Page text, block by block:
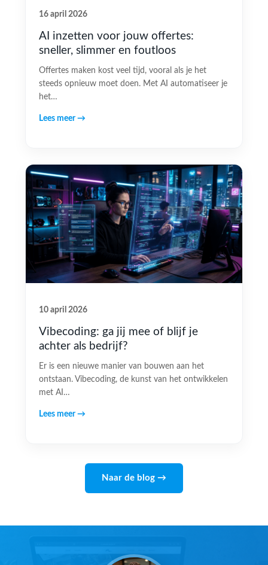
16 april 2026
AI inzetten voor jouw offertes:
sneller, slimmer en foutloos
Offertes maken kost veel tijd, vooral als je het
steeds opnieuw moet doen. Met AI automatiseer je
het…
Lees meer →
10 april 2026
Vibecoding: ga jij mee of blijf je
achter als bedrijf?
Er is een nieuwe manier van bouwen aan het
ontstaan. Vibecoding, de kunst van het ontwikkelen
met AI…
Lees meer →
Naar de blog →